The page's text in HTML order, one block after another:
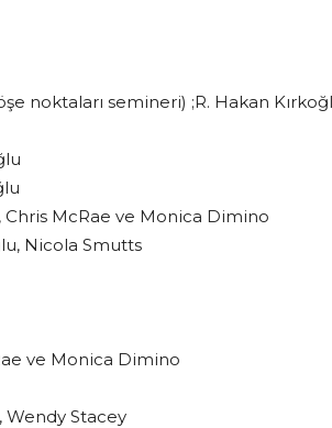
noktaları semineri) ;R. Hakan
McRae ve Monica Dimino
Nicola Smutts
ve Monica Dimino
Wendy Stacey